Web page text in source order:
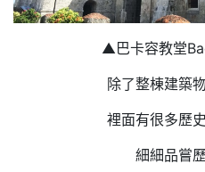
▲巴卡容教堂
除了整棟建築
裡面有很多歷
細細品嘗